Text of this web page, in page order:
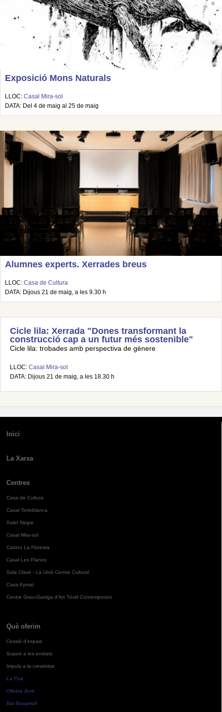
Exposició Mons Naturals
LLOC: Casal Mira-sol
DATA: Del 4 de maig al 25 de maig
Alumnes experts. Xerrades breus
LLOC: Casa de Cultura
DATA: Dijous 21 de maig, a les 9.30 h
Cicle lila: Xerrada "Dones transformant la
construcció cap a un futur més sostenible"
Cicle lila: trobades amb perspectiva de gènere
LLOC: Casal Mira-sol
DATA: Dijous 21 de maig, a les 18.30 h
Inici
La Xarxa
Centres
Casa de Cultura
Casal Torreblanca
Xalet Negre
Casal Mira-sol
Casino La Floresta
Casal Les Planes
Sala Clavé - La Unió Centre Cultural
Casa Aymat
Centre Grau-Garriga d'Art Tèxtil Contemporani
Què oferim
Cessió d'espais
Suport a les entitats
Impuls a la creativitat
La Pua
Oficina Jove
Bar Bocamoll